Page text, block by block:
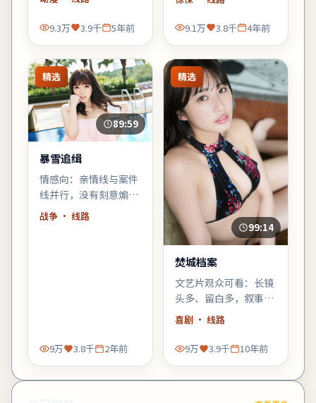
群像调度在此片依然
稳。9.3万 3.9千 5年前
戏里让人鼻酸。
9.1万 3.8千 4年前
精选
89:59
暴雪追缉
情感向：亲情线与案件
线并行，没有刻意煽
情，却在车站告别那场
战争· 线路
9万 3.8千 2年前
精选
99:14
焚城档案
文艺片观众可看：长镜
头多、留白多，叙事偏
「氛围先行」，不耐心
喜剧 · 线路
9万 3.9千 10年前